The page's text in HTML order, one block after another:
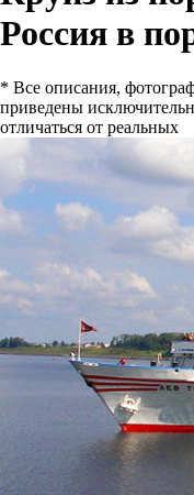
Россия в
* Все описания,
приведены
отличаться от реальных